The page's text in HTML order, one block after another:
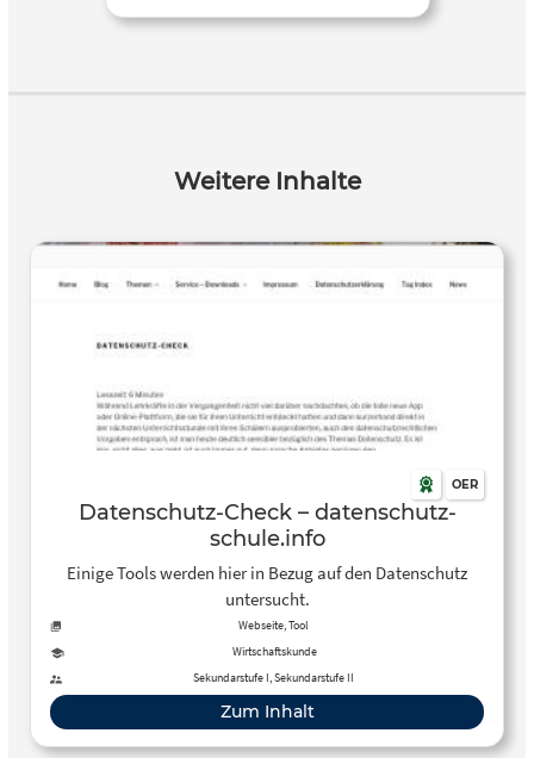
Weitere Inhalte
OER
Datenschutz-Check – datenschutz-
schule.info
Einige Tools werden hier in Bezug auf den Datenschutz
untersucht.
Webseite, Tool
Wirtschaftskunde
Sekundarstufe I, Sekundarstufe II
Zum Inhalt